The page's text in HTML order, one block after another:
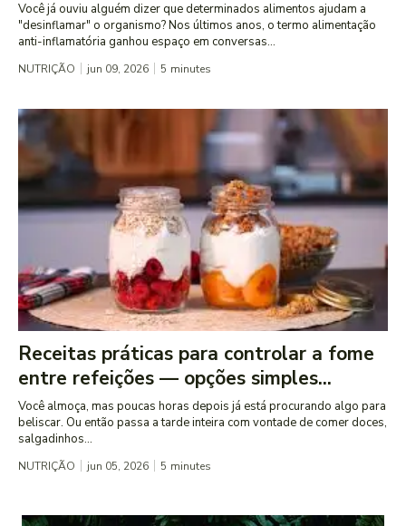
Você já ouviu alguém dizer que determinados alimentos ajudam a
"desinflamar" o organismo? Nos últimos anos, o termo alimentação
anti-inflamatória ganhou espaço em conversas...
NUTRIÇÃO jun 09, 2026 5 minutes
Receitas práticas para controlar a fome
entre refeições — opções simples...
Você almoça, mas poucas horas depois já está procurando algo para
beliscar. Ou então passa a tarde inteira com vontade de comer doces,
salgadinhos...
NUTRIÇÃO jun 05, 2026 5 minutes